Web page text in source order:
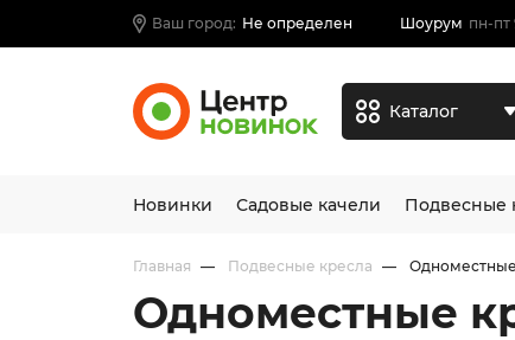
Ваш город: Не определен Шоурум пн-пт
Каталог
Новинки Садовые качели Подвесные
Главная Подвесные кресла
Одноместные